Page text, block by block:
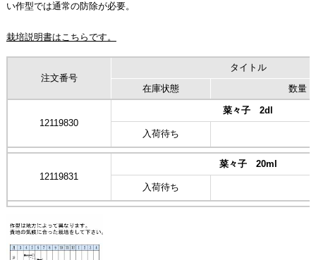
い作型では通常の防除が必要。
栽培説明書はこちらです。
注文番号
タイトル
在庫状態
数量
12119830
菜々子 2dl
入荷待ち
12119831
菜々子 20ml
入荷待ち